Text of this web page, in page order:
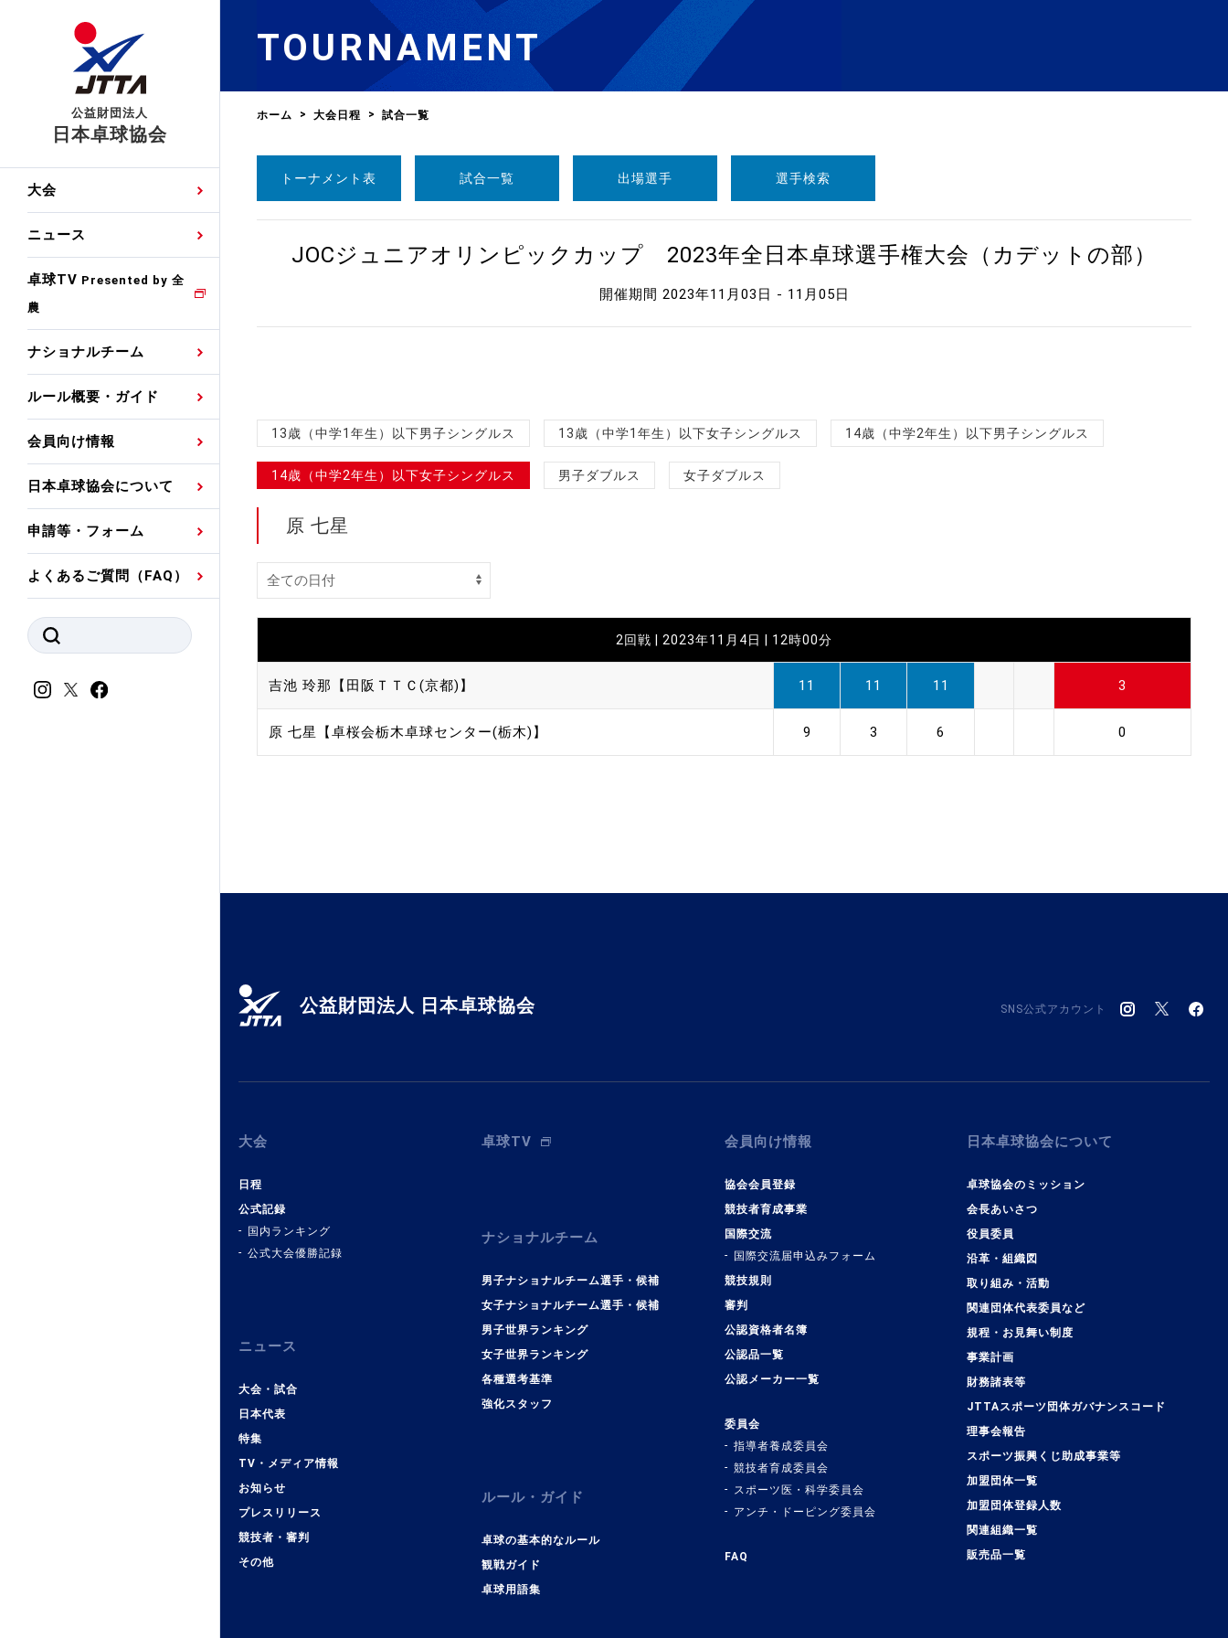
公益財団法人
日本卓球協会
大会
公式大会優勝記録
ニュース
大会・試合
TV・メディア情報
競技者(パスウェイ)・審判
その他
卓球TV Presented by 全
農
ナショナルチーム
男子ナショナルチーム選
女子ナショナルチーム選
強化スタッフ
ルール概要・ガイド
卓球の基本的なルール
卓球用語集
会員向け情報
協会会員登録
審判
公認品一覧
公認メーカー一覧
委員会
指導者養成委員会
スポーツ医・科学委員会
アンチ・ドーピング委員
会
日本卓球協会について
卓球協会のミッション
沿革・組織図
規程・お見舞い制度
ハンドブックデータ
事業計画・事業報告
関連組織一覧
申請等・フォーム
国際交流届申込みフォーム
競技ウエアチーム名申請
審判員ネームプレート制作
申込
よくあるご質問（FAQ）
TOURNAMENT
ホーム 大会日程 試合一覧
トーナメント表 試合一覧 出場選手 選手検索
JOCジュニアオリンピックカップ 2023年全日本卓球選手権大会（カデットの部）
開催期間 2023年11月03日 - 11月05日
13歳（中学1年生）以下男子シングルス 13歳（中学1年生）以下女子シングルス 14歳（中学2年生）以下男子シングルス
14歳（中学2年生）以下女子シングルス 男子ダブルス 女子ダブルス
原 七星
2回戦 | 2023年11月4日 | 12時00分
吉池 玲那【田阪ＴＴＣ(京都)】 11 11 11 3
原 七星【卓桜会栃木卓球センター(栃木)】 9 3 6 0
公益財団法人 日本卓球協会 SNS公式アカウント
大会
日程
公式記録
国内ランキング
公式大会優勝記録
ニュース
大会・試合
日本代表
特集
TV・メディア情報
お知らせ
プレスリリース
競技者・審判
その他
卓球TV
ナショナルチーム
男子ナショナルチーム選手・候補
女子ナショナルチーム選手・候補
男子世界ランキング
女子世界ランキング
各種選考基準
強化スタッフ
ルール・ガイド
卓球の基本的なルール
観戦ガイド
卓球用語集
会員向け情報
協会会員登録
競技者育成事業
国際交流
国際交流届申込みフォーム
競技規則
審判
公認資格者名簿
公認品一覧
公認メーカー一覧
委員会
指導者養成委員会
競技者育成委員会
スポーツ医・科学委員会
アンチ・ドーピング委員会
FAQ
日本卓球協会について
卓球協会のミッション
会長あいさつ
役員委員
沿革・組織図
取り組み・活動
関連団体代表委員など
規程・お見舞い制度
事業計画
財務諸表等
JTTAスポーツ団体ガバナンスコード
理事会報告
スポーツ振興くじ助成事業等
加盟団体一覧
加盟団体登録人数
関連組織一覧
販売品一覧